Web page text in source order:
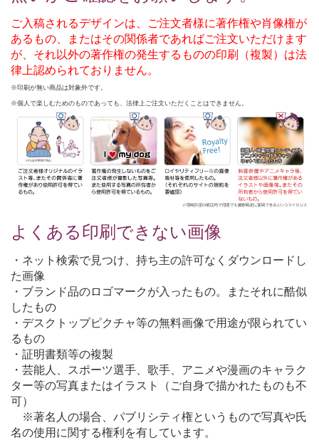
ご入稿されるデザインは、ご注文者様に著作権や肖像権が
あるもの、またはその関係者であればご注文いただけます
が、それ以外の著作権の発生するものの印刷（複製）は法
律上認められておりません。
※印刷が無い商品は対象外です。
※個人で楽しむためのものであっても、法律上ご注文いただくことはできません。
よくある印刷できない画像
・ネット検索で見つけ、持ち主の許可なくダウンロードし
た画像
・ブランド品のロゴマークが入ったもの。またそれに酷似
したもの
・デスクトップピクチャ等の無料画像で用途が限られてい
るもの
・証明書類等の複製
・芸能人、スポーツ選手、歌手、アニメや漫画のキャラク
ター等の写真またはイラスト（ご自身で描かれたものも不
可）
※著名人の場合、パブリシティ権というもので写真や氏
名の使用に関する権利を有しています。